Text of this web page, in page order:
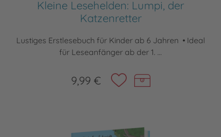
Kleine Lesehelden: Lumpi, der
Katzenretter
Lustiges Erstlesebuch für Kinder ab 6 Jahren • Ideal
für Leseanfänger ab der 1. ...
9,99 €